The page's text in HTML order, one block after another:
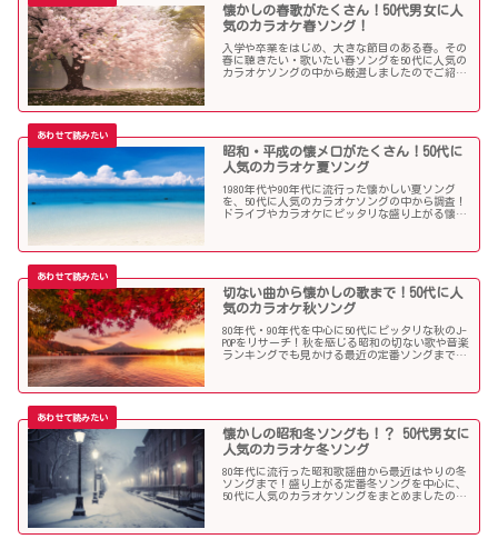
懐かしの春歌がたくさん！50代男女に人
気のカラオケ春ソング！
入学や卒業をはじめ、大きな節目のある春。その
春に聴きたい・歌いたい春ソングを50代に人気の
カラオケソングの中から厳選しましたのでご紹介
昭和・平成の懐メロがたくさん！50代に
人気のカラオケ夏ソング
1980年代や90年代に流行った懐かしい夏ソング
を、50代に人気のカラオケソングの中から調査！
ドライブやカラオケにピッタリな盛り上がる懐メ
切ない曲から懐かしの歌まで！50代に人
気のカラオケ秋ソング
80年代・90年代を中心に50代にピッタリな秋のJ-
POPをリサーチ！秋を感じる昭和の切ない歌や音楽
ランキングでも見かける最近の定番ソングまで、
懐かしの昭和冬ソングも！？ 50代男女に
人気のカラオケ冬ソング
80年代に流行った昭和歌謡曲から最近はやりの冬
ソングまで！盛り上がる定番冬ソングを中心に、
50代に人気のカラオケソングをまとめましたので